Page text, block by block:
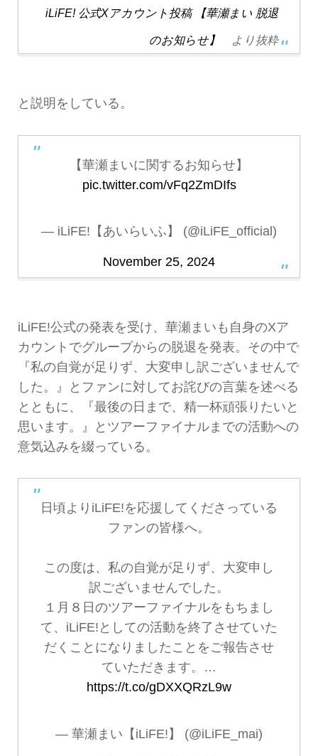
iLiFE! 公式Xアカウント投稿 【華瀬まい 脱退
のお知らせ】 より抜粋
と説明をしている。
【華瀬まいに関するお知らせ】
pic.twitter.com/vFq2ZmDIfs
— iLiFE!【あいらいふ】 (@iLiFE_official)
November 25, 2024
iLiFE!公式の発表を受け、華瀬まいも自身のXア
カウントでグループからの脱退を発表。その中で
『私の自覚が足りず、大変申し訳ございませんで
した。』とファンに対してお詫びの言葉を述べる
とともに、『最後の日まで、精一杯頑張りたいと
思います。』とツアーファイナルまでの活動への
意気込みを綴っている。
日頃よりiLiFE!を応援してくださっている
ファンの皆様へ。
この度は、私の自覚が足りず、大変申し
訳ございませんでした。
１月８日のツアーファイナルをもちまし
て、iLiFE!としての活動を終了させていた
だくことになりましたことをご報告させ
ていただきます。…
https://t.co/gDXXQRzL9w
— 華瀬まい【iLiFE!】 (@iLiFE_mai)